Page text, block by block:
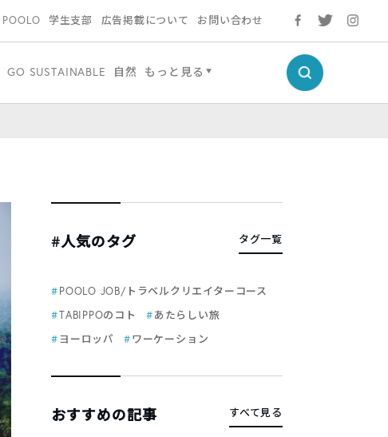
POOLO 学生支部 広告掲載について お問い合わせ
GO SUSTAINABLE 自然 もっと見る
#人気のタグ タグ一覧
POOLO JOB/トラベルクリエイターコース
TABIPPOのコト
あたらしい旅
ヨーロッパ
ワーケーション
おすすめの記事 すべて見る